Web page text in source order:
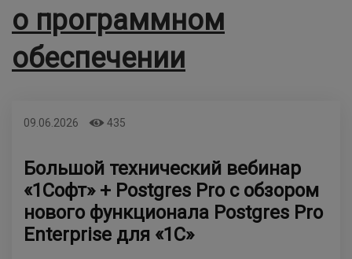
о программном
обеспечении
09.06.2026 435
Большой технический вебинар
«1Софт» + Postgres Pro с обзором
нового функционала Postgres Pro
Enterprise для «1С»